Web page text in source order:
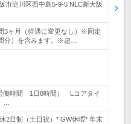
市淀川区西中島5-9-5 NLC新大阪
ヶ月（待遇に変更なし）※固定
分）を含みます。※超…
働時間 1日8時間） Lコアタイ
…
日制（土日祝）* GW休暇* 年末